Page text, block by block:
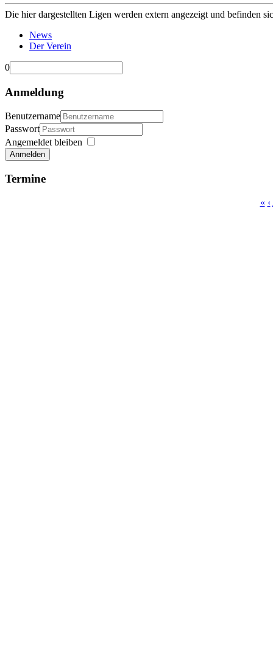
Die hier dargestellten Ligen werden extern angezeigt und befinden
News
Der Verein
0
Anmeldung
Benutzername
Passwort
Angemeldet bleiben
Anmelden
Termine
« ‹